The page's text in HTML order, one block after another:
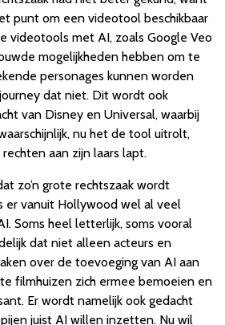
punt om een videotool beschikbaar
videotools met AI, zoals Google Veo
mogelijkheden hebben om te
personages kunnen worden
dat niet. Dit wordt ook
van Disney en Universal, waarbij
nu het de tool uitrolt,
aan zijn laars lapt.
zo’n grote rechtszaak wordt
er vanuit Hollywood wel al veel
Soms heel letterlijk, soms vooral
dat niet alleen acteurs en
over de toevoeging van AI aan
filmhuizen zich ermee bemoeien en
Er wordt namelijk ook gedacht
juist AI willen inzetten. Nu wil